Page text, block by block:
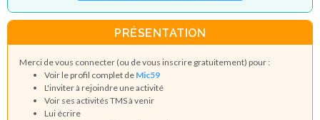
PRÉSENTATION
Merci de vous connecter (ou de vous inscrire gratuitement) pour :
Voir le profil complet de Mic59
L'inviter à rejoindre une activité
Voir ses activités TMS à venir
Lui écrire